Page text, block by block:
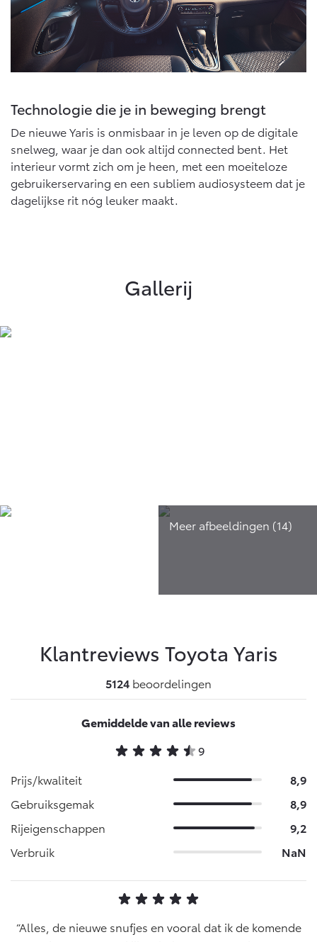
Technologie die je in beweging brengt
De nieuwe Yaris is onmisbaar in je leven op de digitale
snelweg, waar je dan ook altijd connected bent. Het
interieur vormt zich om je heen, met een moeiteloze
gebruikerservaring en een subliem audiosysteem dat je
dagelijkse rit nóg leuker maakt.
Gallerij
Klantreviews Toyota Yaris
5124 beoordelingen
Gemiddelde van alle reviews
9
Prijs/kwaliteit
8,9
Gebruiksgemak
8,9
Rijeigenschappen
9,2
Verbruik
NaN
Alles, de nieuwe snufjes en vooral dat ik de komende